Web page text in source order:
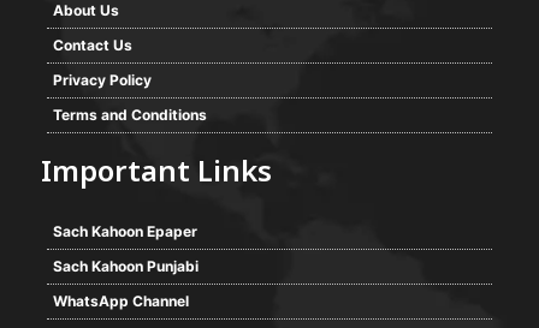
About Us
Contact Us
Privacy Policy
Terms and Conditions
Important Links
Sach Kahoon Epaper
Sach Kahoon Punjabi
WhatsApp Channel